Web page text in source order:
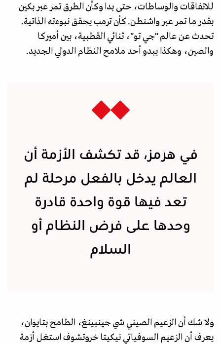
للاتفاقات والوساطات، حتى بدا وكأن الطرق تمر عبر بكين
بقدر ما تمر عبر واشنطن. كأن ترمب يحقق نبوءته الذاتية.
تحدث عن عالم "جي تو"، ثنائي القطبية، بين أميركا
والصين، وهكذا يبدو أحد ملامح النظام الدولي الجديد.
في هرمز، قد تكشف الأزمة أن
العالم يدخل بالفعل مرحلة لم
تعد فيها قوة واحدة قادرة
وحدها على فرض النظام أو
السلام
ولا شك أن الزعيم الصيني شي جينبينغ، الطامح بتايوان،
يعرف أن الزعيم السوفياتي نيكيتا خروتشوف استغل أزمة